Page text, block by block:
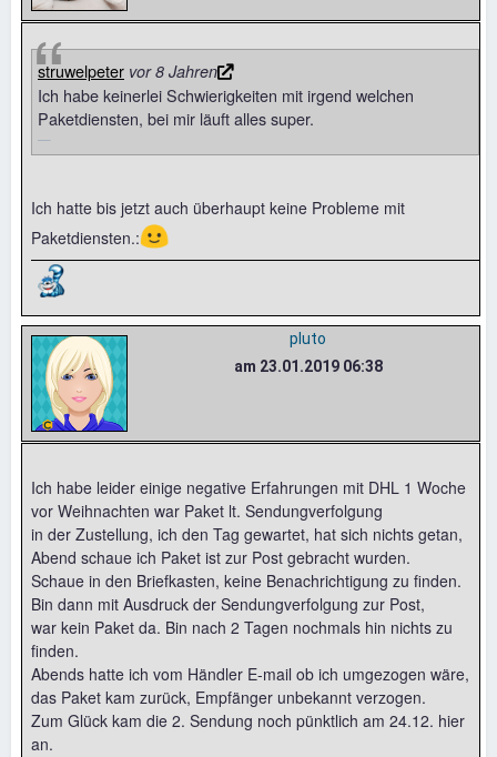
struwelpeter vor 8 Jahren
Ich habe keinerlei Schwierigkeiten mit irgend welchen
Paketdiensten, bei mir läuft alles super.
Ich hatte bis jetzt auch überhaupt keine Probleme mit
Paketdiensten.:🙂
pluto
am 23.01.2019 06:38
Ich habe leider einige negative Erfahrungen mit DHL 1 Woche
vor Weihnachten war Paket lt. Sendungverfolgung
in der Zustellung, ich den Tag gewartet, hat sich nichts getan,
Abend schaue ich Paket ist zur Post gebracht wurden.
Schaue in den Briefkasten, keine Benachrichtigung zu finden.
Bin dann mit Ausdruck der Sendungverfolgung zur Post,
war kein Paket da. Bin nach 2 Tagen nochmals hin nichts zu
finden.
Abends hatte ich vom Händler E-mail ob ich umgezogen wäre,
das Paket kam zurück, Empfänger unbekannt verzogen.
Zum Glück kam die 2. Sendung noch pünktlich am 24.12. hier
an.